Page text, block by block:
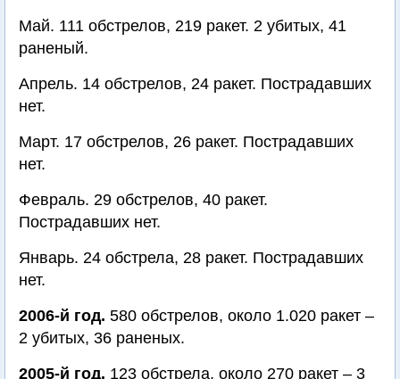
Май. 111 обстрелов, 219 ракет. 2 убитых, 41
раненый.
Апрель. 14 обстрелов, 24 ракет. Пострадавших
нет.
Март. 17 обстрелов, 26 ракет. Пострадавших
нет.
Февраль. 29 обстрелов, 40 ракет.
Пострадавших нет.
Январь. 24 обстрела, 28 ракет. Пострадавших
нет.
2006-й год. 580 обстрелов, около 1.020 ракет –
2 убитых, 36 раненых.
2005-й год. 123 обстрела, около 270 ракет – 3